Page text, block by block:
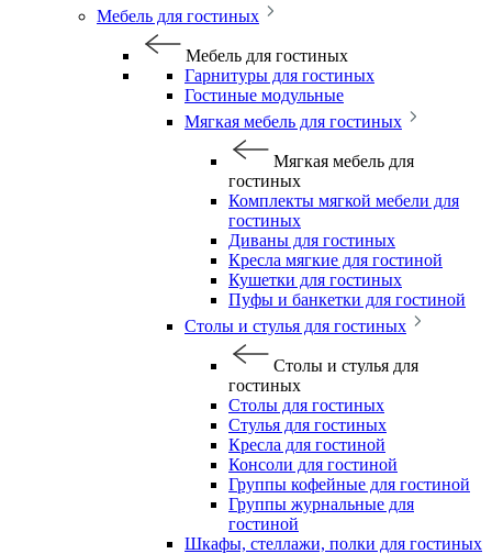
Мебель для гостиных
Мебель для гостиных
Гарнитуры для гостиных
Гостиные модульные
Мягкая мебель для гостиных
Мягкая мебель для
гостиных
Комплекты мягкой мебели для
гостиных
Диваны для гостиных
Кресла мягкие для гостиной
Кушетки для гостиных
Пуфы и банкетки для гостиной
Столы и стулья для гостиных
Столы и стулья для
гостиных
Столы для гостиных
Стулья для гостиных
Кресла для гостиной
Консоли для гостиной
Группы кофейные для гостиной
Группы журнальные для
гостиной
Шкафы, стеллажи, полки для гостиных